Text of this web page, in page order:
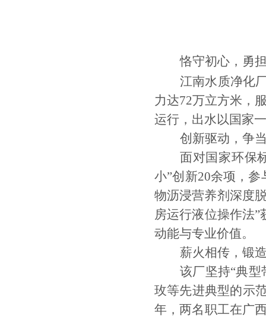
恪守初心，勇
江南水质净化
力达72万立方米，
运行，出水以国家
创新驱动，争
面对国家环保
小”创新20余项，参
物沥浸营养剂深度
房运行液位操作法”
动能与专业价值。
薪火相传，锻
该厂坚持“典型
玫等先进典型的示
年，两名职工在广